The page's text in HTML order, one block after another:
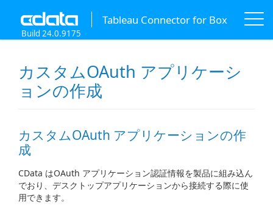
Tableau Connector for Box
Build 24.0.9175
カスタムOAuth アプリケーシ
ョンの作成
カスタムOAuth アプリケーションの作
成
CData はOAuth アプリケーション認証情報を製品に組み込ん
でおり、デスクトップアプリケーションから接続する際に使
用できます。